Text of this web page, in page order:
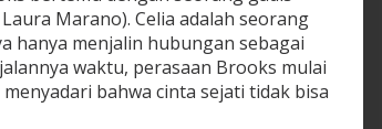
Marano). Celia adalah seorang
hanya menjalin hubungan sebagai
waktu, perasaan Brooks mulai
bahwa cinta sejati tidak bisa